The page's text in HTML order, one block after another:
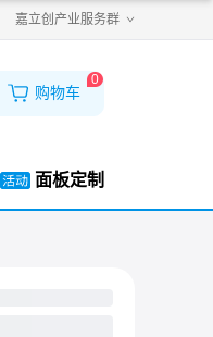
嘉立创产业服务群
购物车
0
面板定制